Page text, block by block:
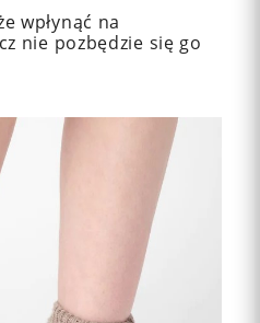
wpłynąć na
nie pozbędzie się go